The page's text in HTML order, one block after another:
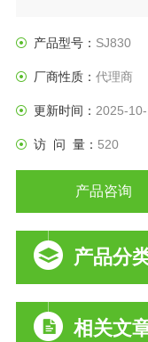
产品型号： SJ830
厂商性质： 代理商
更新时间： 2025-
访 问 量： 520
产品咨询
产品分
相关文